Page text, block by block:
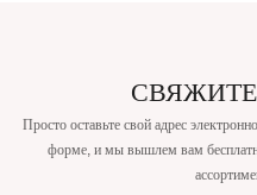
Просто оставьте свой адрес
форме, и мы вышлем вам